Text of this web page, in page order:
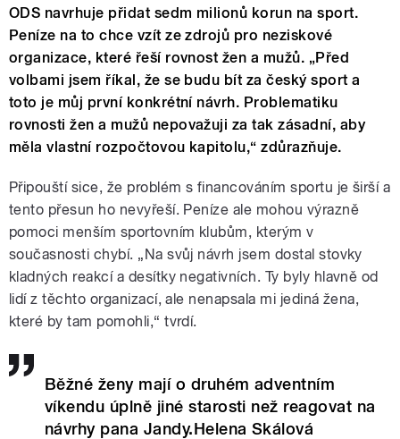
ODS navrhuje přidat sedm milionů korun na sport.
Peníze na to chce vzít ze zdrojů pro neziskové
organizace, které řeší rovnost žen a mužů. „Před
volbami jsem říkal, že se budu bít za český sport a
toto je můj první konkrétní návrh. Problematiku
rovnosti žen a mužů nepovažuji za tak zásadní, aby
měla vlastní rozpočtovou kapitolu,“ zdůrazňuje.
Připouští sice, že problém s financováním sportu je širší a
tento přesun ho nevyřeší. Peníze ale mohou výrazně
pomoci menším sportovním klubům, kterým v
současnosti chybí. „Na svůj návrh jsem dostal stovky
kladných reakcí a desítky negativních. Ty byly hlavně od
lidí z těchto organizací, ale nenapsala mi jediná žena,
které by tam pomohli,“ tvrdí.
Běžné ženy mají o druhém adventním
víkendu úplně jiné starosti než reagovat na
návrhy pana Jandy.Helena Skálová